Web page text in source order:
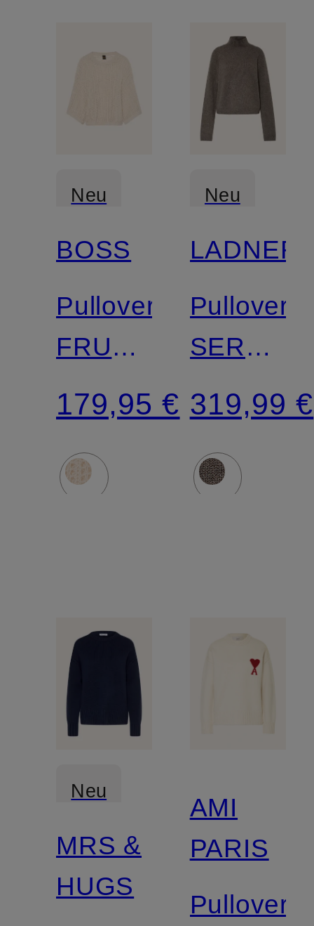
Neu
BOSS
Pullover
FRUG
mit 3/4-
Arm
und
179,95 €
Neu
LADNERI
Pullover
SERENA
mit
319,99 €
Neu
Zertifiziert
MRS &
HUGS
AMI
PARIS
Pullover